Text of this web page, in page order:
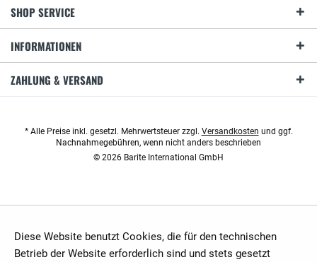
SHOP SERVICE
INFORMATIONEN
ZAHLUNG & VERSAND
* Alle Preise inkl. gesetzl. Mehrwertsteuer zzgl. Versandkosten und ggf.
Nachnahmegebühren, wenn nicht anders beschrieben
© 2026 Barite International GmbH
Diese Website benutzt Cookies, die für den technischen
Betrieb der Website erforderlich sind und stets gesetzt